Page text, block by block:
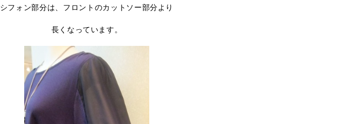
シフォン部分は、フロントのカットソー部分より
長くなっています。